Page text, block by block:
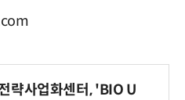
략사업화센터, 'BIO U